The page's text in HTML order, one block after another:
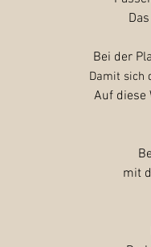
Bei der
Damit sich
Auf diese
mit